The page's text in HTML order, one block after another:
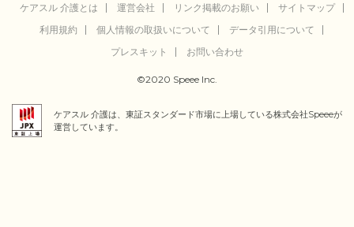
ケアスル 介護とは 運営会社 リンク掲載のお願い
サイトマップ
利用規約
個人情報の取扱いについて
データ引用について
プレスキット
お問い合わせ
©2020 Speee Inc.
ケアスル 介護は、東証スタンダード市場に上場している株式会社Speeeが
運営しています。